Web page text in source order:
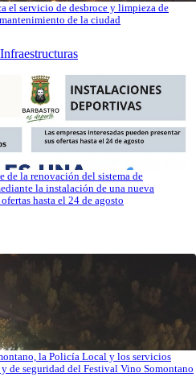
el servicio de desbroce y limpieza de
de la ciudad
de la renovación del sistema de
la instalación de una nueva
hasta el 24 de agosto
la Policía Local y los servicios
de seguridad del Festival Vino Somontano